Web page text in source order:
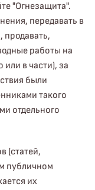
"Огнезащита".
передавать в
продавать,
работы на
в части), за
были
такого
отдельного
(статей,
публичном
их